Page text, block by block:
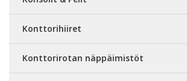
Konttorihiiret
Konttorirotan näppäimistöt